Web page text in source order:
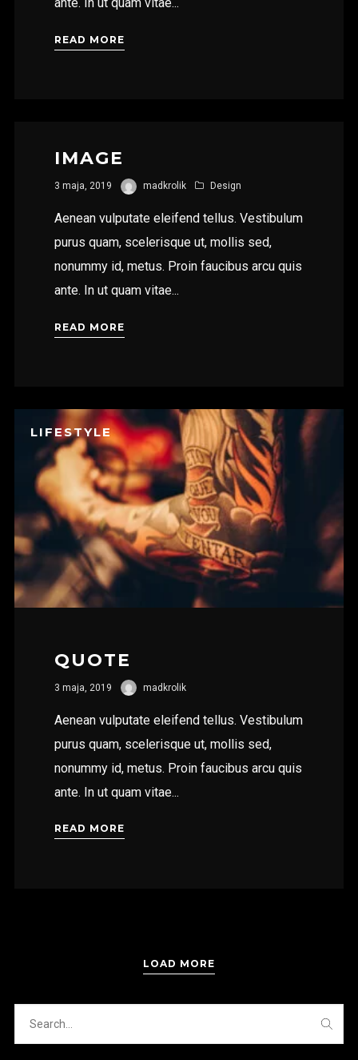
ante. In ut quam vitae...
READ MORE
IMAGE
3 maja, 2019 madkrolik Design
Aenean vulputate eleifend tellus. Vestibulum
purus quam, scelerisque ut, mollis sed,
nonummy id, metus. Proin faucibus arcu quis
ante. In ut quam vitae...
READ MORE
LIFESTYLE
QUOTE
3 maja, 2019 madkrolik
Aenean vulputate eleifend tellus. Vestibulum
purus quam, scelerisque ut, mollis sed,
nonummy id, metus. Proin faucibus arcu quis
ante. In ut quam vitae...
READ MORE
LOAD MORE